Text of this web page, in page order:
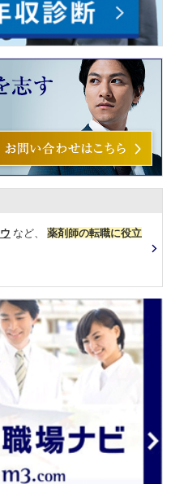
など、 薬剤師の転職に役立